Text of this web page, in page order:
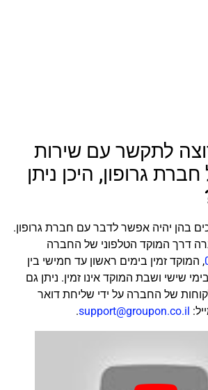
לתקשר עם שירות
גרופון, היכן ניתן
בהן יהיה אפשר לדבר עם חברת גרופון.
דרך המוקד הטלפוני של החברה
, המוקד זמין בימים ראשון עד חמישי בין
8:00- 17:00 ובימי שישי ושבת המוקד אינו זמין. ניתן גם
של החברה על ידי שליחת דואר
support@groupon.co.il
.